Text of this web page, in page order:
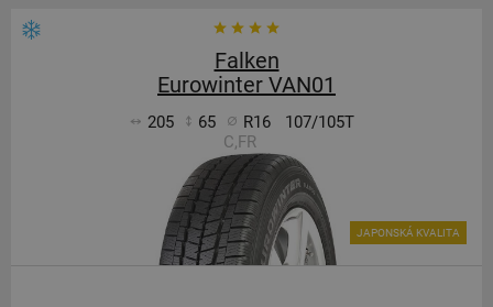
Falken
Eurowinter VAN01
205 65 R16
107/105T
C,FR
JAPONSKÁ KVALITA